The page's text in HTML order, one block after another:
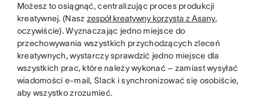
Możesz to osiągnąć, centralizując proces produkcji
kreatywnej. (Nasz zespół kreatywny korzysta z Asany,
oczywiście). Wyznaczając jedno miejsce do
przechowywania wszystkich przychodzących zleceń
kreatywnych, wystarczy sprawdzić jedno miejsce dla
wszystkich prac, które należy wykonać – zamiast wysyłać
wiadomości e-mail, Slack i synchronizować się osobiście,
aby wszystko zrozumieć.